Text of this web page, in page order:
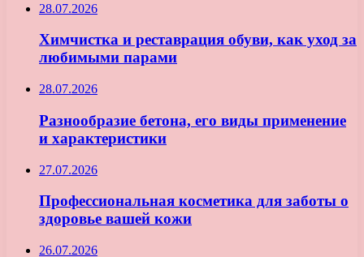
28.07.2026
Химчистка и реставрация обуви, как уход за
любимыми парами
28.07.2026
Разнообразие бетона, его виды применение
и характеристики
27.07.2026
Профессиональная косметика для заботы о
здоровье вашей кожи
26.07.2026